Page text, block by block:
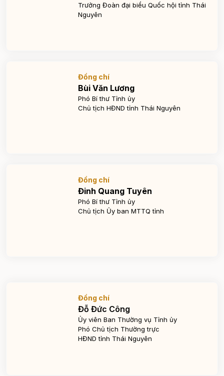
Trưởng Đoàn đại biểu Quốc hội tỉnh Thái
Nguyên
Đồng chí
Bùi Văn Lương
Phó Bí thư Tỉnh ủy
Chủ tịch HĐND tỉnh Thái Nguyên
Đồng chí
Đinh Quang Tuyên
Phó Bí thư Tỉnh ủy
Chủ tịch Ủy ban MTTQ tỉnh
Đồng chí
Đỗ Đức Công
Ủy viên Ban Thường vụ Tỉnh ủy
Phó Chủ tịch Thường trực
HĐND tỉnh Thái Nguyên